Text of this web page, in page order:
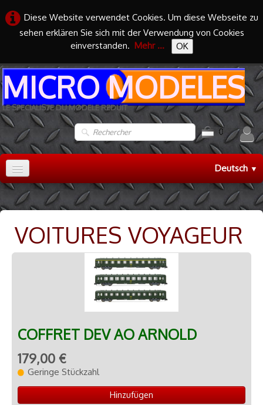
Diese Website verwendet Cookies. Um diese Webseite zu
sehen erklären Sie sich mit der Verwendung von Cookies
einverstanden. Mehr ... OK
MICRO MODELES
LE SPECIALISTE DU MODELE REDUIT
0
Deutsch▼
Accueil
TRAIN HO▼
TRAIN N
▼
VOITURES VOYAGEUR
COFFRET DEV AO ARNOLD
179,00 €
Geringe Stückzahl
Hinzufügen